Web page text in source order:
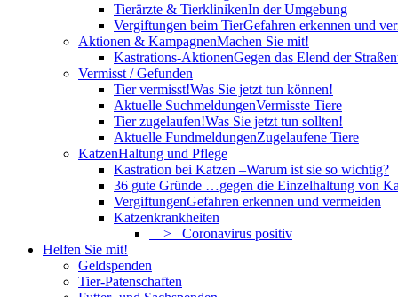
Tierärzte & TierklinikenIn der Umgebung
Vergiftungen beim TierGefahren erkennen und
Aktionen & KampagnenMachen Sie mit!
Kastrations-AktionenGegen das Elend der
Vermisst / Gefunden
Tier vermisst!Was Sie jetzt tun können!
Aktuelle SuchmeldungenVermisste Tiere
Tier zugelaufen!Was Sie jetzt tun sollten!
Aktuelle FundmeldungenZugelaufene Tiere
KatzenHaltung und Pflege
Kastration bei Katzen –Warum ist sie so wichtig?
36 gute Gründe …gegen die Einzelhaltung von
VergiftungenGefahren erkennen und vermeiden
Katzenkrankheiten
> Coronavirus positiv
Helfen Sie mit!
Geldspenden
Tier-Patenschaften